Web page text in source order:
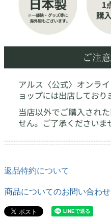
返品特約について
商品についてのお問い合わせ